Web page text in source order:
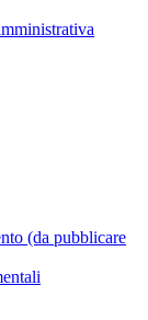
(da pubblicare